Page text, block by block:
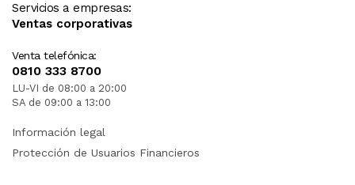
Servicios a empresas:
Ventas corporativas
Venta telefónica:
0810 333 8700
LU-VI de 08:00 a 20:00
SA de 09:00 a 13:00
Información legal
Protección de Usuarios Financieros